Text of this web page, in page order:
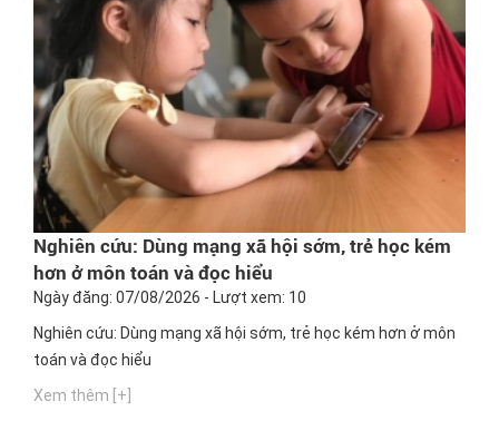
Nghiên cứu: Dùng mạng xã hội sớm, trẻ học kém
hơn ở môn toán và đọc hiểu
Ngày đăng: 07/08/2026 - Lượt xem: 10
Nghiên cứu: Dùng mạng xã hội sớm, trẻ học kém hơn ở môn
toán và đọc hiểu
Xem thêm [+]